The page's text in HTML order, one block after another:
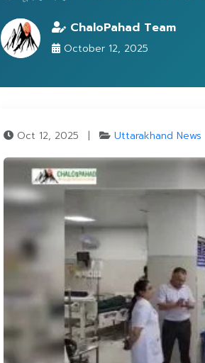
ChaloPahad Team
October 12, 2025
Oct 12, 2025 | Uttarakhand News